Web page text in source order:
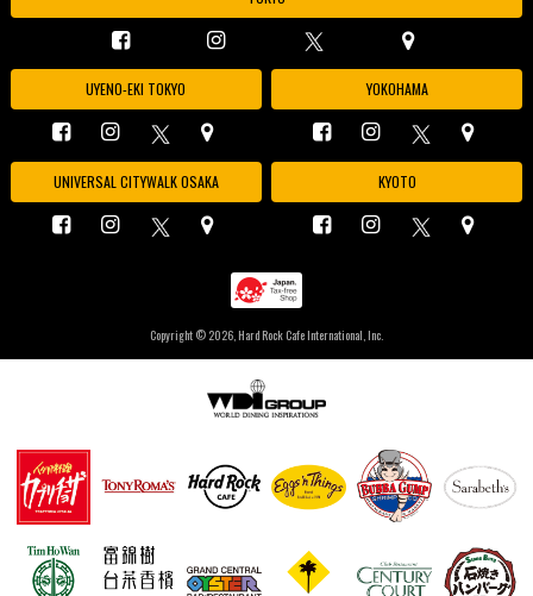
UYENO-EKI TOKYO YOKOHAMA
UNIVERSAL CITYWALK OSAKA KYOTO
Copyright © 2026, Hard Rock Cafe International, Inc.